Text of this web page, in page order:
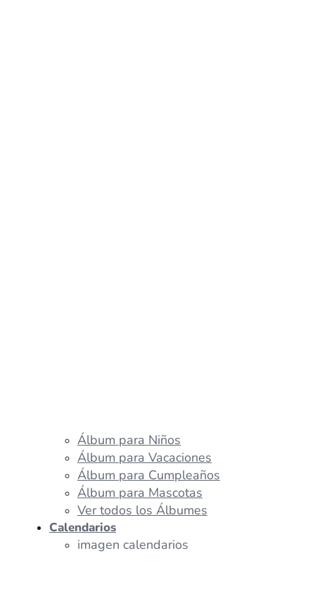
Álbum para Niños
Álbum para Vacaciones
Álbum para Cumpleaños
Álbum para Mascotas
Ver todos los Álbumes
Calendarios
imagen calendarios